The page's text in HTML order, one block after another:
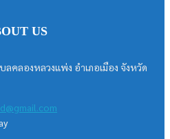
US
คลองหลวงแพ่ง อำเภอเมือง จังหวัด